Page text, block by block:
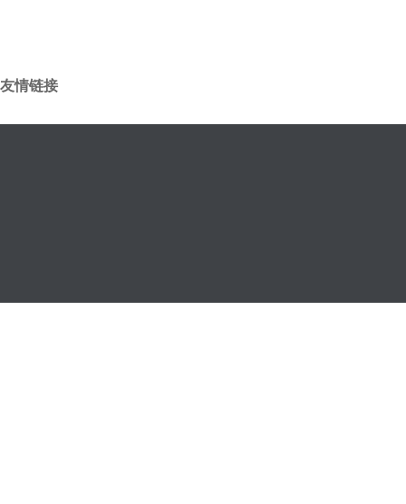
友情链接